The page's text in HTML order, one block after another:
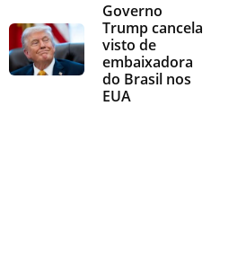
Governo
Trump cancela
visto de
embaixadora
do Brasil nos
EUA